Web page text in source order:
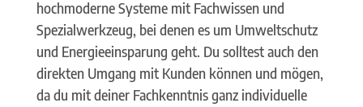
hochmoderne Systeme mit Fachwissen und
Spezialwerkzeug, bei denen es um Umweltschutz
und Energieeinsparung geht. Du solltest auch den
direkten Umgang mit Kunden können und mögen,
da du mit deiner Fachkenntnis ganz individuelle